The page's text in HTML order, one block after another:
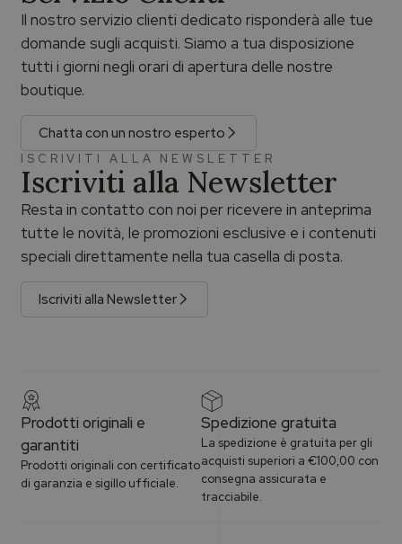
Il nostro servizio clienti dedicato risponderà alle tue
domande sugli acquisti. Siamo a tua disposizione
tutti i giorni negli orari di apertura delle nostre
boutique.
Chatta con un nostro esperto
ISCRIVITI ALLA NEWSLETTER
Iscriviti alla Newsletter
Resta in contatto con noi per ricevere in anteprima
tutte le novità, le promozioni esclusive e i contenuti
speciali direttamente nella tua casella di posta.
Iscriviti alla Newsletter
Prodotti originali e
garantiti
Prodotti originali con certificato
di garanzia e sigillo ufficiale.
Spedizione gratuita
La spedizione è gratuita per gli
acquisti superiori a €100,00 con
consegna assicurata e
tracciabile.